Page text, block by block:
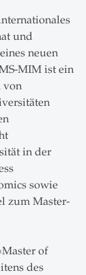
und
neuen
MIM ist ein
von
in der
sowie
zum Master-
of
des